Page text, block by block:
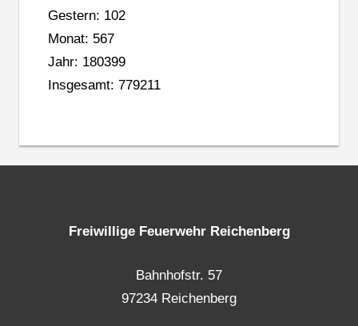
Gestern: 102
Monat: 567
Jahr: 180399
Insgesamt: 779211
Freiwillige Feuerwehr Reichenberg
Bahnhofstr. 57
97234 Reichenberg